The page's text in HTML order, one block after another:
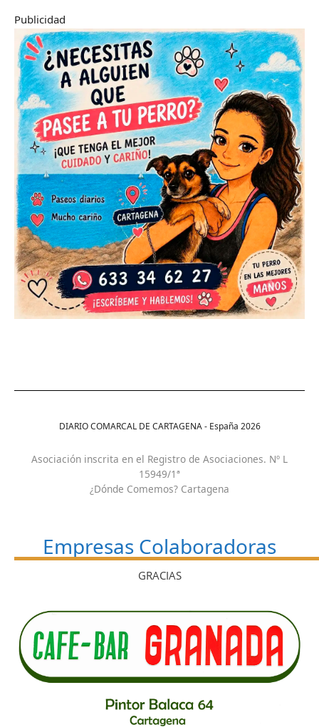
Publicidad
DIARIO COMARCAL DE CARTAGENA - España 2026
Asociación inscrita en el Registro de Asociaciones. Nº L
15949/1ª
¿Dónde Comemos? Cartagena
Empresas Colaboradoras
GRACIAS